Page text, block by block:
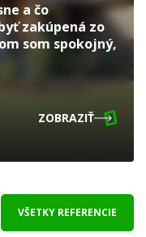
a čo
zakúpená zo
som spokojný,
ZOBRAZIŤ
VŠETKY REFERENCIE